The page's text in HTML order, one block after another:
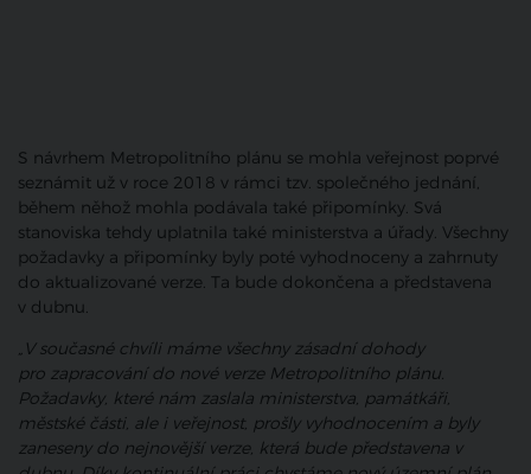
S návrhem Metropolitního plánu se mohla veřejnost poprvé
seznámit už v roce 2018 v rámci tzv. společného jednání,
během něhož mohla podávala také připomínky. Svá
stanoviska tehdy uplatnila také ministerstva a úřady. Všechny
požadavky a připomínky byly poté vyhodnoceny a zahrnuty
do aktualizované verze. Ta bude dokončena a představena
v dubnu.
„V současné chvíli máme všechny zásadní dohody
pro zapracování do nové verze Metropolitního plánu.
Požadavky, které nám zaslala ministerstva, památkáři,
městské části, ale i veřejnost, prošly vyhodnocením a byly
zaneseny do nejnovější verze, která bude představena v